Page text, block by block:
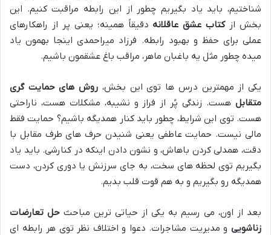
شناختیم، باید یاد بگیریم چطور از این رابطه مراقبت کنیم. این
بخش ازکتاب عشق عاقلانه دقیقاً همینه؛ یعنی پر از راهکارهای
عملی برای حفظ و بهبود رابطه. فرزاد میراحمدی اینجا بهمون یاد
میده چطور مثل یه باغبان ماهر، مراقب باغ عشقمون باشیم.
یکی از مهمترین درس ها توی این بخش، روش های حمایت گری
متقابل هست. زندگی پُر از فراز و نشیبه، مشکلات هست، ناراحتی
هست. توی این شرایط، چطور باید کنار همدیگه باشیم؟ حمایت فقط
مالی نیست. حمایت عاطفی یعنی شنیدن حرف های طرف مقابل با
دقت، همدلی کردن باهاش، و نشون دادن اینکه در کنارشی. باید یاد
بگیریم توی لحظه های سخت، به جای سرزنش یا دوری کردن، دست
همدیگه رو بگیریم و به هم قوت قلب بدیم.
بعد از اون، می رسیم به یکی از حیاتی ترین مباحث حل تعارضات
زناشویی و مدیریت مشاجرات. دعوا و اختلاف نظر توی هر رابطه ای